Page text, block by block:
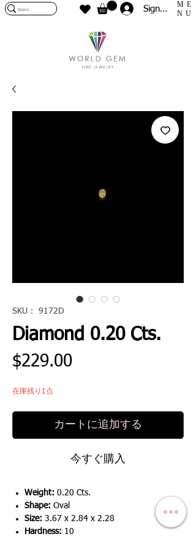
Sign In
ME
NU
SKU： 9172D
Diamond 0.20 Cts.
$229.00価
在庫残り1点
カートに追加する
今すぐ購入
Weight: 0.20 Cts.
Shape: Oval
Size: 3.67 x 2.84 x 2.28
Hardness: 10